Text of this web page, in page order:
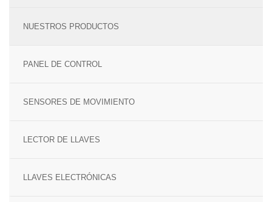
NUESTROS PRODUCTOS
PANEL DE CONTROL
SENSORES DE MOVIMIENTO
LECTOR DE LLAVES
LLAVES ELECTRÓNICAS